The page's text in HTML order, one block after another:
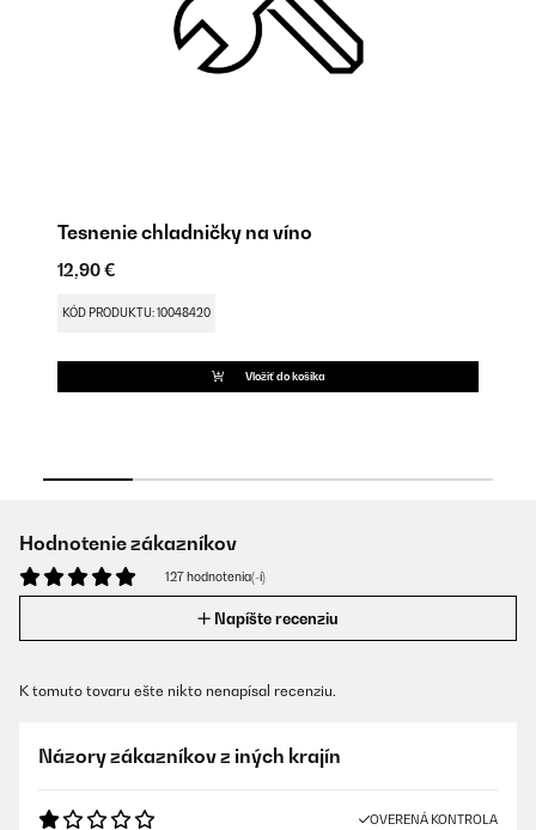
Tesnenie chladničky na víno
12,90 €
KÓD PRODUKTU: 10048420
Vložiť do košíka
Hodnotenie zákazníkov
127 hodnotenia(-í)
Napíšte recenziu
K tomuto tovaru ešte nikto nenapísal recenziu.
Názory zákazníkov z iných krajín
OVERENÁ KONTROLA